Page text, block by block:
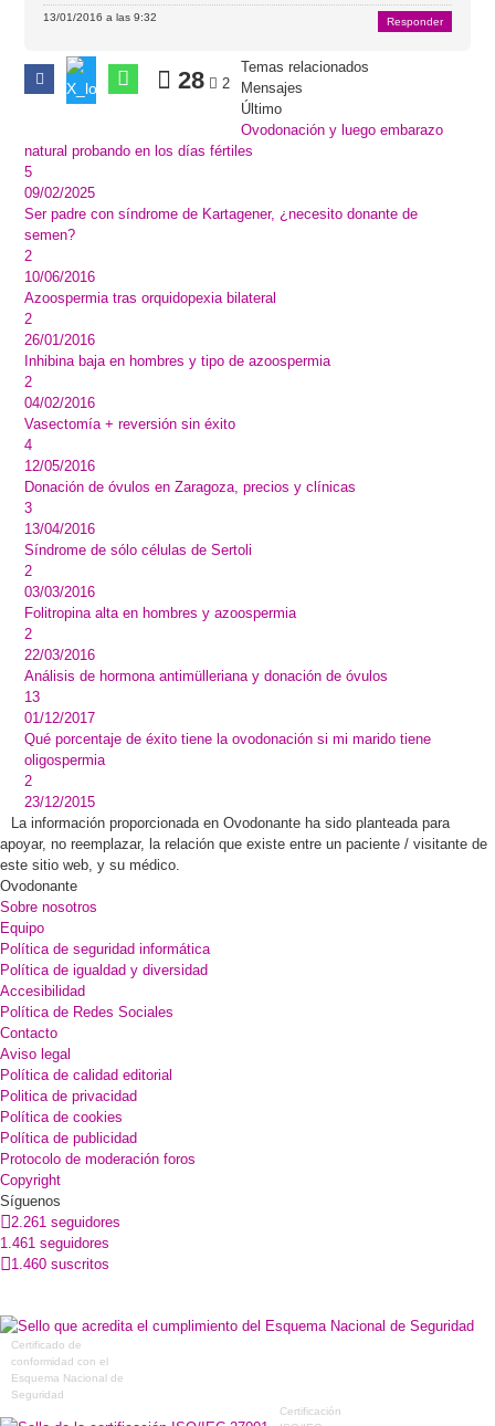
13/01/2016 a las 9:32 Responder
28 2
Temas relacionados
Mensajes
Último
Ovodonación y luego embarazo
natural probando en los días fértiles
5
09/02/2025
Ser padre con síndrome de Kartagener, ¿necesito donante de
semen?
2
10/06/2016
Azoospermia tras orquidopexia bilateral
2
26/01/2016
Inhibina baja en hombres y tipo de azoospermia
2
04/02/2016
Vasectomía + reversión sin éxito
4
12/05/2016
Donación de óvulos en Zaragoza, precios y clínicas
3
13/04/2016
Síndrome de sólo células de Sertoli
2
03/03/2016
Folitropina alta en hombres y azoospermia
2
22/03/2016
Análisis de hormona antimülleriana y donación de óvulos
13
01/12/2017
Qué porcentaje de éxito tiene la ovodonación si mi marido tiene
oligospermia
2
23/12/2015
La información proporcionada en Ovodonante ha sido planteada para
apoyar, no reemplazar, la relación que existe entre un paciente / visitante de
este sitio web, y su médico.
Ovodonante
Sobre nosotros
Equipo
Política de seguridad informática
Política de igualdad y diversidad
Accesibilidad
Política de Redes Sociales
Contacto
Aviso legal
Política de calidad editorial
Politica de privacidad
Política de cookies
Política de publicidad
Protocolo de moderación foros
Copyright
Síguenos
2.261 seguidores
1.461 seguidores
1.460 suscritos
Certificado de
conformidad con el
Esquema Nacional de
Seguridad
Certificación